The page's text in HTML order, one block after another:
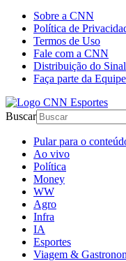
Sobre a CNN
Política de
Termos de Uso
Fale com a CNN
Distribuição do Sinal
Faça parte da
Buscar
Pular para o
Ao vivo
Política
Money
WW
Agro
Infra
IA
Esportes
Viagem &